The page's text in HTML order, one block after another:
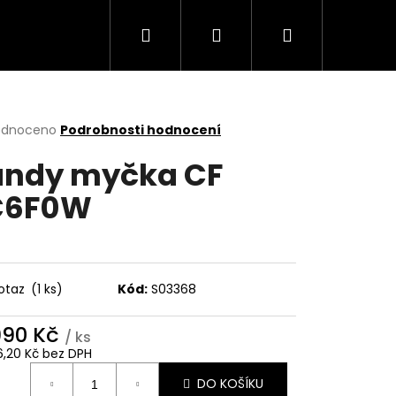
Mikrovlnné trouby
Hledat PřihlášeníNákupní
Podrobnosti hodnocení
myčka CF
(1 ks) Kód: S03368
Kč / ks
Kč bez DPH
DO KOŠÍKU